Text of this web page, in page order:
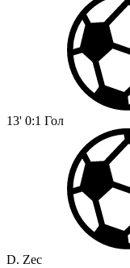
13' 0:1 Гол
D. Zec